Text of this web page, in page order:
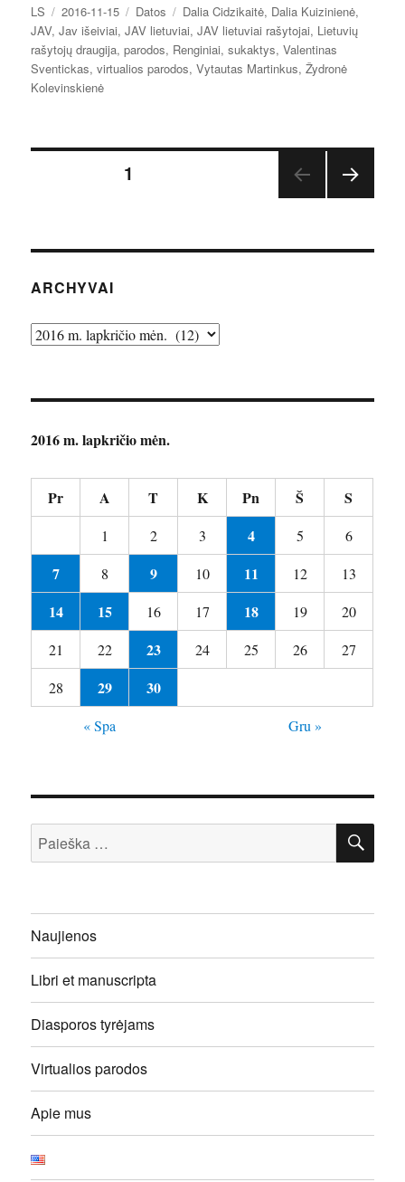
Autorius
LS Paskelbta
2016-11-15 Kategorijos
Datos Žymos
Dalia Cidzikaitė, Dalia Kuizinienė,
JAV,Jav išeiviai,JAV lietuviai,JAV lietuviai rašytojai, Lietuvių
rašytojų draugija,parodos, Renginiai,sukaktys,Valentinas
Sventickas,virtualios parodos,Vytautas Martinkus,Žydronė
Kolevinskienė
1
APIS
ARCHYVAI
Archyvai
2016 m. lapkričio mėn.
Pr A T K Pn Š S
1 2 3 4 5 6
7 8 9 10 11 12 13
14 15 16 17 18 19
20
21
22 23 24 25 26
27
28
29 30
« Spa Gru »
Ieškoti:
Naujienos
Libri et manuscripta
Diasporos tyrėjams
Virtualios parodos
Apie mus